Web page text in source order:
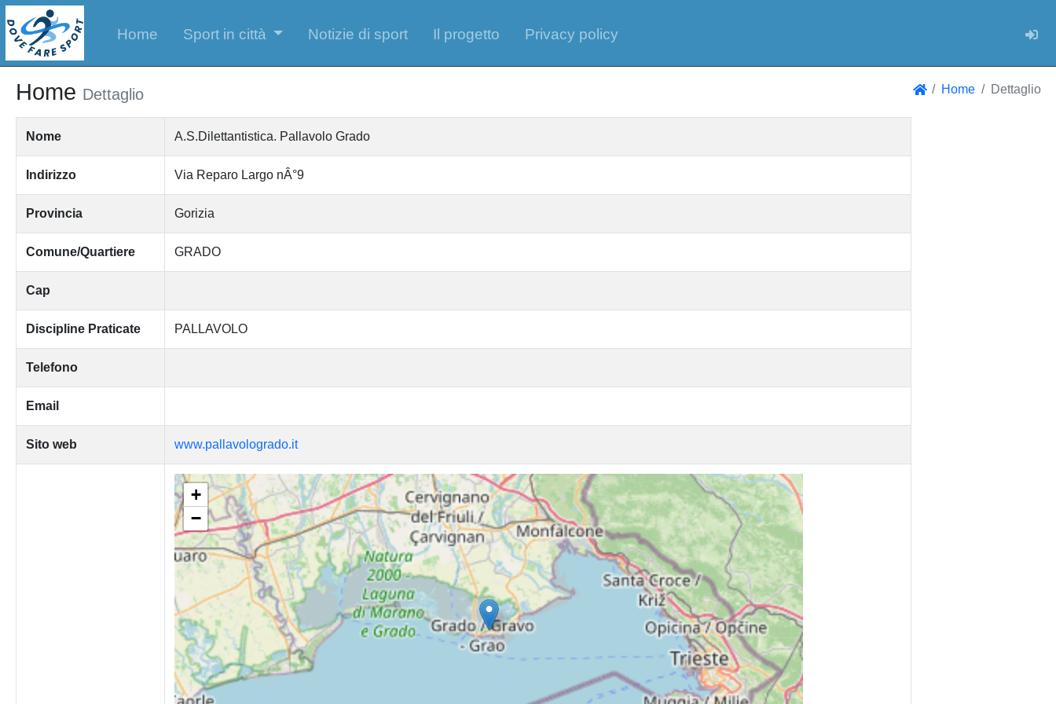
Home Sport in città Notizie di sport Il progetto Privacy policy
Home Dettaglio Home Dettaglio
Nome A.S.Dilettantistica. Pallavolo Grado
Indirizzo Via Reparo Largo nÂ°9
Provincia Gorizia
Comune/Quartiere GRADO
Cap
Discipline Praticate PALLAVOLO
Telefono
Email
Sito web www.pallavologrado.it
+
−